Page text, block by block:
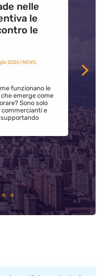
nelle
le
le
2026| NEWS,
funzionano le
emerge come
Sono solo
commercianti e